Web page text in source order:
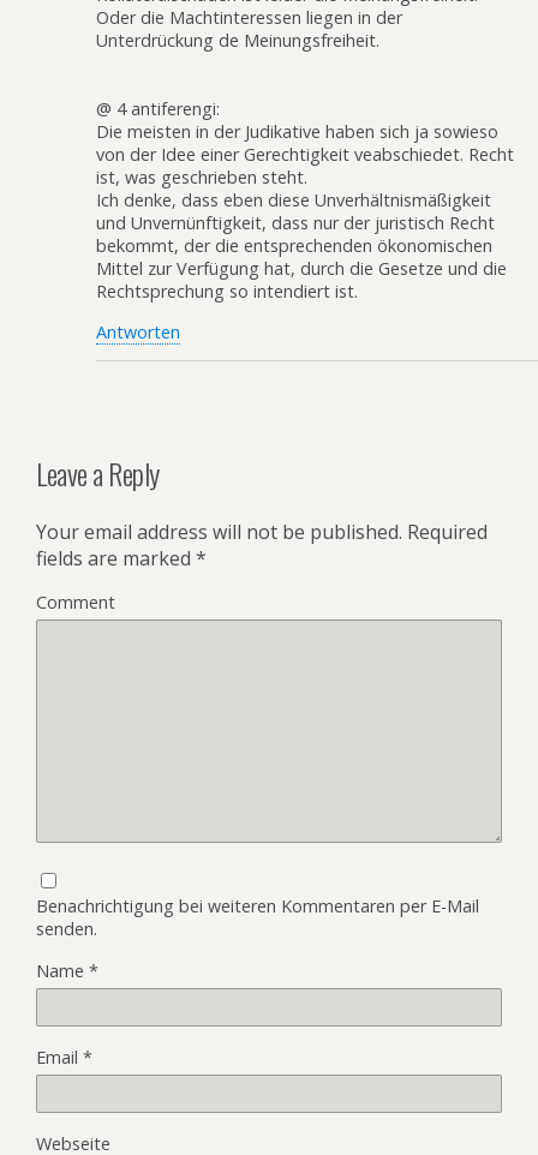
Oder die Machtinteressen liegen in der
Unterdrückung de Meinungsfreiheit.
@ 4 antiferengi:
Die meisten in der Judikative haben sich ja sowieso
von der Idee einer Gerechtigkeit veabschiedet. Recht
ist, was geschrieben steht.
Ich denke, dass eben diese Unverhältnismäßigkeit
und Unvernünftigkeit, dass nur der juristisch Recht
bekommt, der die entsprechenden ökonomischen
Mittel zur Verfügung hat, durch die Gesetze und die
Rechtsprechung so intendiert ist.
Antworten
Leave a Reply
Your email address will not be published. Required
fields are marked *
Comment
Benachrichtigung bei weiteren Kommentaren per E-Mail
senden.
Name *
Email *
Webseite